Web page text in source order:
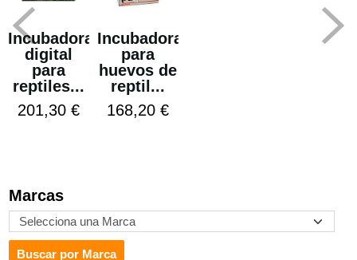
Marcas
Incubadora
digital
para
reptiles...
201,30 €
Incubadora
para
huevos de
reptil...
168,20 €